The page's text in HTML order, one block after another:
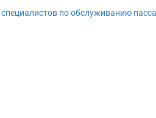
по обслуживанию